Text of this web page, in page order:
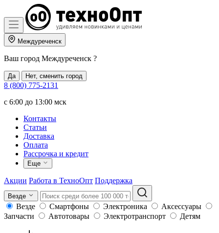
Междуреченск
Ваш город Междуреченск ?
Да Нет, сменить город
8 (800) 775-2131
c 6:00 до 13:00 мск
Контакты
Статьи
Доставка
Оплата
Рассрочка и кредит
Еще
Акции Работа в ТехноОпт Поддержка
Везде
Везде Смартфоны Электроника
Аксессуары
Запчасти
Автотовары Электротранспорт Детям